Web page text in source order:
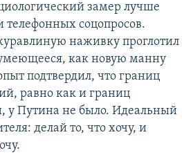
замер лучше
соцопросов.
наживку проглотил
как новую манну
подтвердил, что границ
равно как и границ
у Путина не было. Идеальный
делай то, что хочу, и